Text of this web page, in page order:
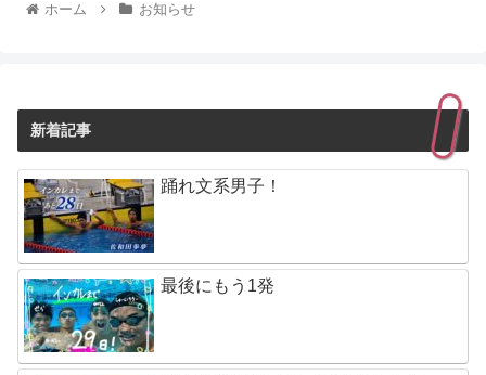
ホーム お知らせ
新着記事
踊れ文系男子！
最後にもう1発